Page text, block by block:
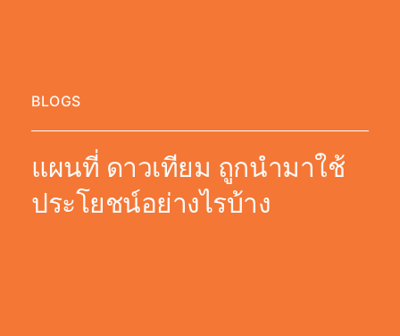
BLOGS
แผนที่ ดาวเทียม ถูกนำมาใช้
ประโยชน์อย่างไรบ้าง